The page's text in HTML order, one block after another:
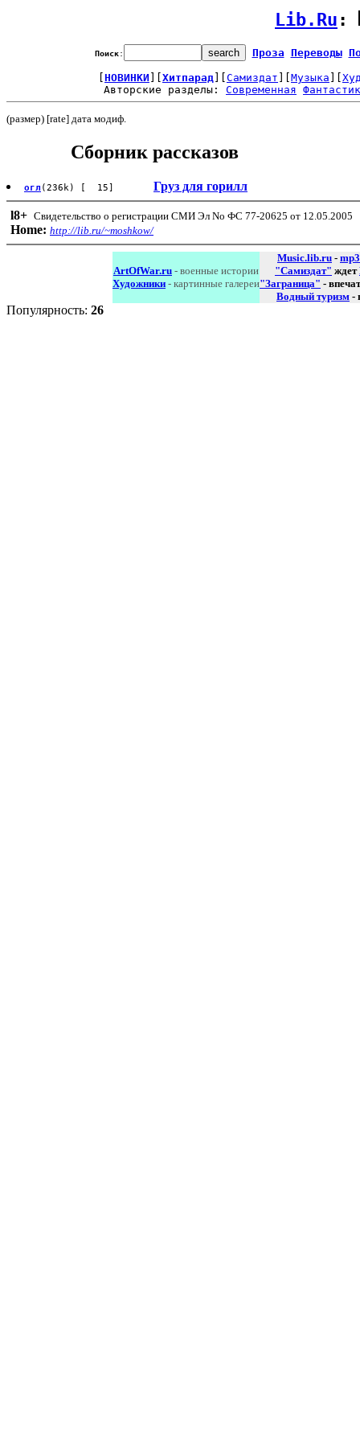
Lib.Ru :
Поиск: Проза Переводы
НОВИНКИ Хитпарад Самиздат Музыка
Авторские разделы: Современная
(размер) [rate] дата модиф.
Сборник рассказов
огл (236k) [ 15] Груз для горилл
l8+ Свидетельство о регистрации СМИ Эл No ФС 77-20625 от 12.05.2005
Home: http://lib.ru/~moshkow/
ArtOfWar.ru - военные истории
Художники - картинные галереи
Music.lib.ru - mp3
"Самиздат" ждет
"Заграница" -
Водный туризм -
Популярность: 26